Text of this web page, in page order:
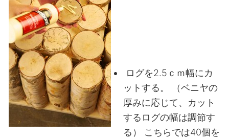
ログを2.5ｃｍ幅にカ
ットする。
（ベニヤの
厚みに応じて、カット
するログの幅は調節す
る）
こちらでは40個を